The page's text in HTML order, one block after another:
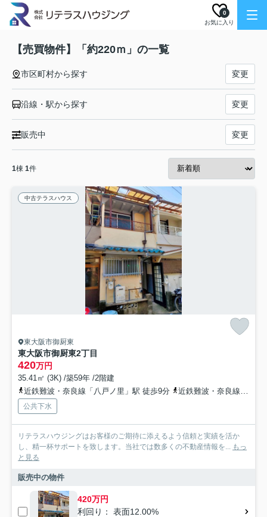
お気に入り
0
【売買物件】「約220ｍ」の一覧
市区町村から探す 変更
沿線・駅から探す 変更
販売中 変更
1棟 1件
中古テラスハウス
東大阪市御厨東
東大阪市御厨東2丁目
420万円
35.41㎡ (3K) /築59年 /2階建
近鉄難波・奈良線「八戸ノ里」駅 徒歩9分
近鉄難波・奈良線「若江岩田」駅 徒歩19分
公共下水
リテラスハウジングはお客様のご期待に添えるよう信頼と実績を活か
し、精一杯サポートを致します。当社では数多くの不動産情報を... もっ
と見る
販売中の物件
420万円
利回り： 表面12.00%